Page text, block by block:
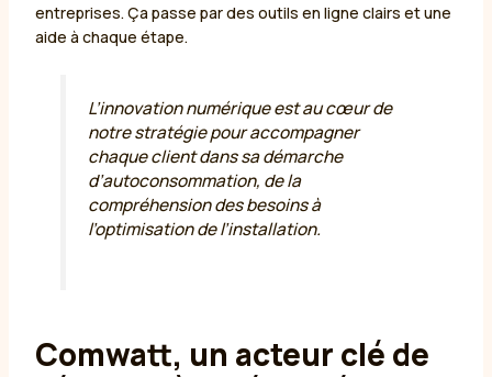
entreprises. Ça passe par des outils en ligne clairs et une
aide à chaque étape.
L’innovation numérique est au cœur de
notre stratégie pour accompagner
chaque client dans sa démarche
d’autoconsommation, de la
compréhension des besoins à
l’optimisation de l’installation.
Comwatt, un acteur clé de